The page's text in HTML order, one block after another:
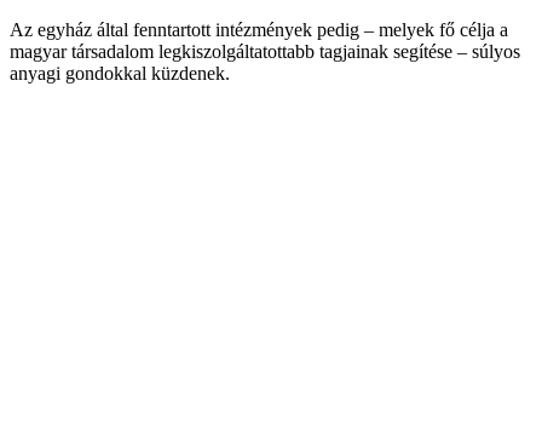
Az egyház által fenntartott intézmények pedig – melyek fő célja a
magyar társadalom legkiszolgáltatottabb tagjainak segítése – súlyos
anyagi gondokkal küzdenek.